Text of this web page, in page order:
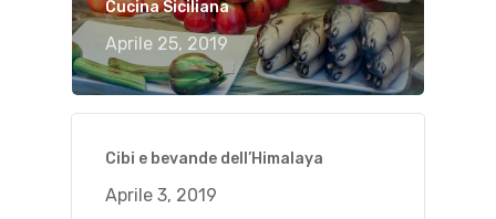
Cucina Siciliana
Aprile 25, 2019
Cibi e bevande dell’Himalaya
Aprile 3, 2019